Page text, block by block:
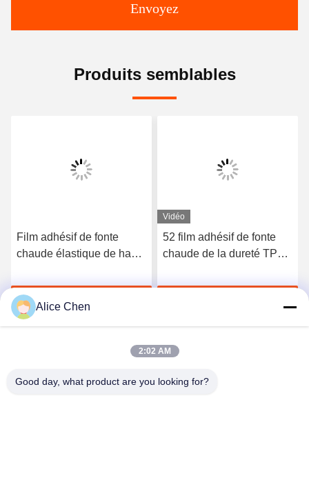
Envoyez
Produits semblables
Film adhésif de fonte
chaude élastique de haute
3412
Discuter Maintenant
Vidéo
52 film adhésif de fonte
chaude de la dureté TPU
vêtements sans couture
Alice Chen
2:02 AM
Good day, what product are you looking for?